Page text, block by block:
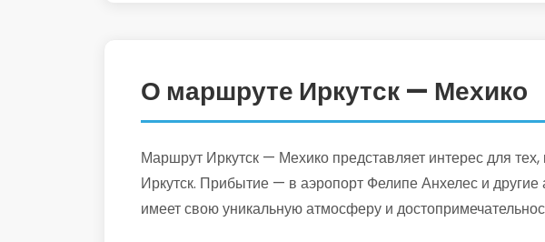
О маршруте Иркутск — Мехико
Маршрут Иркутск — Мехико представляет интерес для
Иркутск. Прибытие — в аэропорт Фелипе Анхелес и
имеет свою уникальную атмосферу и